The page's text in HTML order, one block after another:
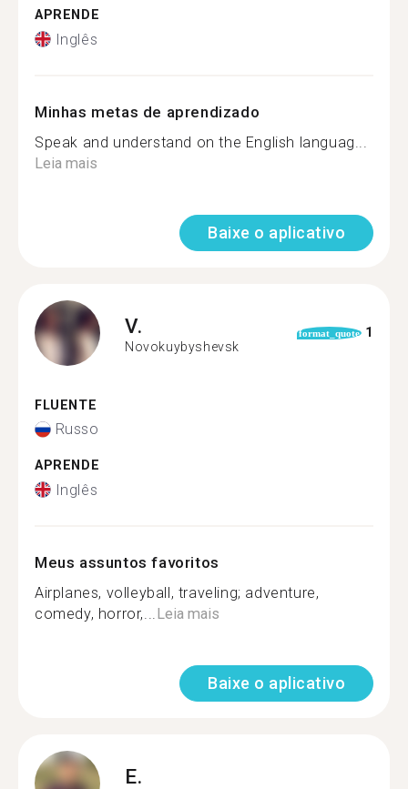
APRENDE
Inglês
Minhas metas de aprendizado
Speak and understand on the English languag...
Leia mais
Baixe o aplicativo
V.
Novokuybyshevsk
format_quote 1
FLUENTE
Russo
APRENDE
Inglês
Meus assuntos favoritos
Airplanes, volleyball, traveling; adventure,
comedy, horror,... Leia mais
Baixe o aplicativo
E.